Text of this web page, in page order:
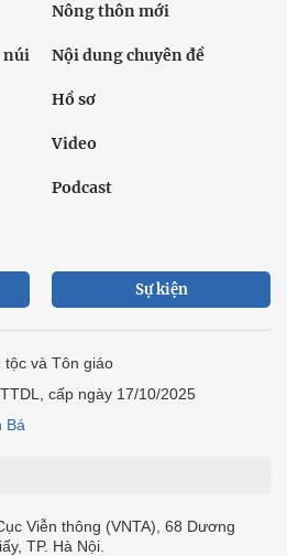
Nông thôn mới
núi Nội dung chuyên đề
Hồ sơ
Video
Podcast
Sự kiện
tộc và Tôn giáo
cấp ngày 17/10/2025
Bá
Viễn thông (VNTA), 68 Dương
TP. Hà Nội.